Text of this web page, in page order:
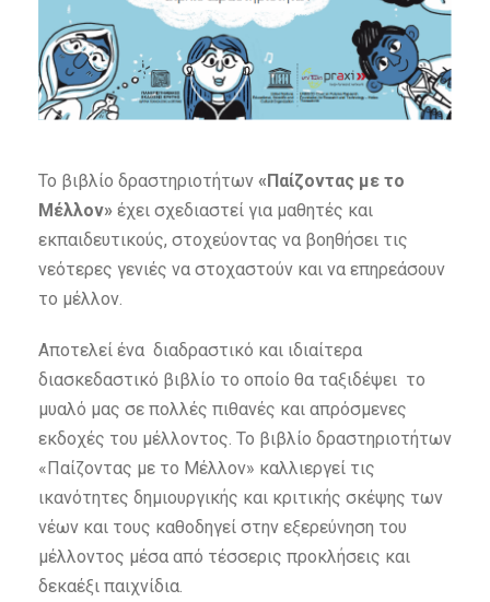
Το βιβλίο δραστηριοτήτων «Παίζοντας με το
Μέλλον» έχει σχεδιαστεί για μαθητές και
εκπαιδευτικούς, στοχεύοντας να βοηθήσει τις
νεότερες γενιές να στοχαστούν και να επηρεάσουν
το μέλλον.
Αποτελεί ένα διαδραστικό και ιδιαίτερα
διασκεδαστικό βιβλίο το οποίο θα ταξιδέψει το
μυαλό μας σε πολλές πιθανές και απρόσμενες
εκδοχές του μέλλοντος. To βιβλίο δραστηριοτήτων
«Παίζοντας με το Μέλλον» καλλιεργεί τις
ικανότητες δημιουργικής και κριτικής σκέψης των
νέων και τους καθοδηγεί στην εξερεύνηση του
μέλλοντος μέσα από τέσσερις προκλήσεις και
δεκαέξι παιχνίδια.